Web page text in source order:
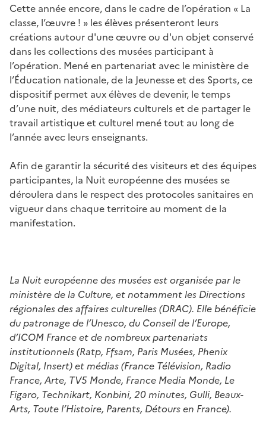
Cette année encore, dans le cadre de l’opération « La
classe, l’œuvre ! » les élèves présenteront leurs
créations autour d'une œuvre ou d'un objet conservé
dans les collections des musées participant à
l’opération. Mené en partenariat avec le ministère de
l’Éducation nationale, de la Jeunesse et des Sports, ce
dispositif permet aux élèves de devenir, le temps
d’une nuit, des médiateurs culturels et de partager le
travail artistique et culturel mené tout au long de
l’année avec leurs enseignants.
Afin de garantir la sécurité des visiteurs et des équipes
participantes, la Nuit européenne des musées se
déroulera dans le respect des protocoles sanitaires en
vigueur dans chaque territoire au moment de la
manifestation.
La Nuit européenne des musées est organisée par le
ministère de la Culture, et notamment les Directions
régionales des affaires culturelles (DRAC). Elle bénéficie
du patronage de l’Unesco, du Conseil de l’Europe,
d’ICOM France et de nombreux partenariats
institutionnels (Ratp, Ffsam, Paris Musées, Phenix
Digital, Insert) et médias (France Télévision, Radio
France, Arte, TV5 Monde, France Media Monde, Le
Figaro, Technikart, Konbini, 20 minutes, Gulli, Beaux-
Arts, Toute l’Histoire, Parents, Détours en France).